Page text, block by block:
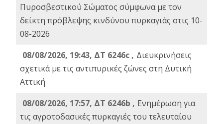
Πυροσβεστικού Σώματος σύμφωνα με τον
δείκτη πρόβλεψης κινδύνου πυρκαγιάς στις 10-
08-2026
08/08/2026, 19:43, ΔT 6246c , Διευκρινήσεις
σχετικά με τις αντιπυρικές ζώνες στη Δυτική
Αττική
08/08/2026, 17:57, ΔΤ 6246b , Ενημέρωση για
τις αγροτοδασικές πυρκαγιές του τελευταίου